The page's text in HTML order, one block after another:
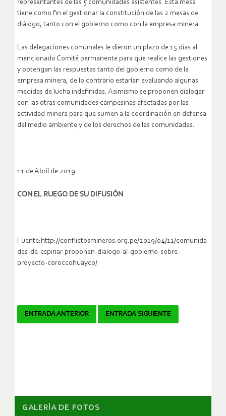
representantes de las 5 comunidades asistentes. Esta mesa
tiene como fin el gestionar la constitución de las 2 mesas de
diálogo, tanto con el gobierno como con la empresa minera.
Las delegaciones comunales le dieron un plazo de 15 días al
mencionado Comité permanente para que realice las gestiones
y obtengan las respuestas tanto del gobierno como de la
empresa minera, de lo contrario estarían evaluando algunas
medidas de lucha indefinidas. Asimismo se proponen dialogar
con las otras comunidades campesinas afectadas por las
actividad minera para que sumen a la coordinación en defensa
del medio ambiente y de los derechos de las comunidades.
11 de Abril de 2019
CON EL RUEGO DE SU DIFUSIÓN
Fuente:http://conflictosmineros.org.pe/2019/04/11/comunida
des-de-espinar-proponen-dialogo-al-gobierno-sobre-
proyecto-coroccohuayco/
Navegador
ENTRADA ANTERIOR ENTRADA SIGUIENTE
GALERÌA DE FOTOS